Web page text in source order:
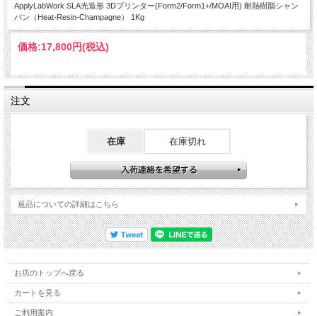
ApplyLabWork SLA光造形 3Dプリンター(Form2/Form1+/MOAI用) 耐熱樹脂シャン
パン（Heat-Resin-Champagne） 1Kg
価格:17,800円(税込)
注文
在庫 在庫切れ
返品についての詳細はこちら
お店のトップへ戻る
カートを見る
ご利用案内